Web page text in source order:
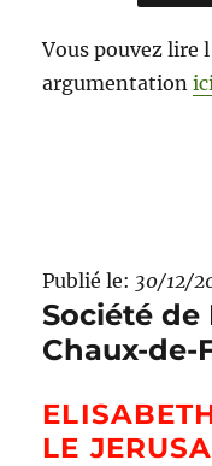
Vous pouvez lire
argumentation
Publié le: 30/12/
Société de
Chaux-de-
LE